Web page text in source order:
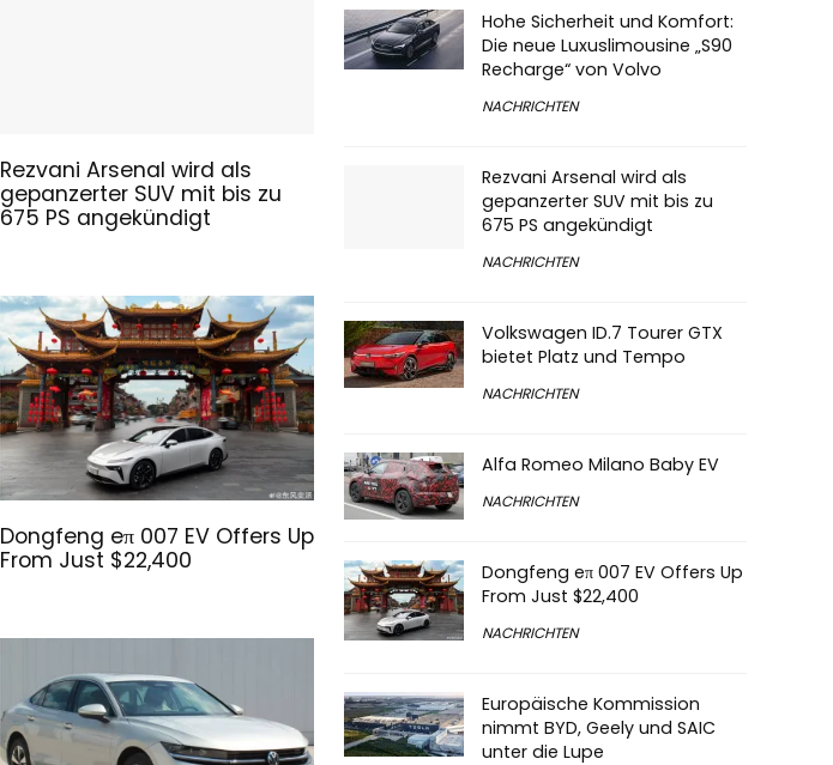
Rezvani Arsenal wird als
gepanzerter SUV mit bis zu
675 PS angekündigt
Dongfeng eπ 007 EV Offers Up
From Just $22,400
Hohe Sicherheit und Komfort:
Die neue Luxuslimousine „S90
Recharge“ von Volvo
NACHRICHTEN
Rezvani Arsenal wird als
gepanzerter SUV mit bis zu
675 PS angekündigt
NACHRICHTEN
Volkswagen ID.7 Tourer GTX
bietet Platz und Tempo
NACHRICHTEN
Alfa Romeo Milano Baby EV
NACHRICHTEN
Dongfeng eπ 007 EV Offers Up
From Just $22,400
NACHRICHTEN
Europäische Kommission
nimmt BYD, Geely und SAIC
unter die Lupe